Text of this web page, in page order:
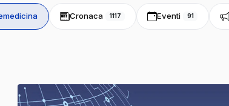
Cronaca 1117 Eventi 91